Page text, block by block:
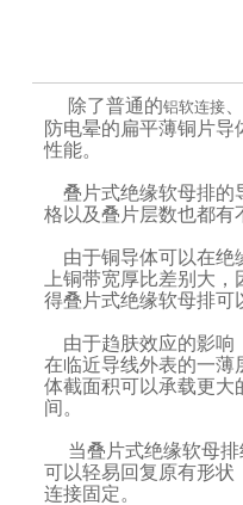
除了普通的铝软连接
防电晕的扁平薄铜片
性能。
叠片式绝缘软母排的
格以及叠片层数也都有
由于铜导体可以在绝
上铜带宽厚比差别大
得叠片式绝缘软母排可
由于趋肤效应的影响
在临近导线外表的一薄
体截面积可以承载更大
间。
当叠片式绝缘软母排
可以轻易回复原有形状
连接固定。